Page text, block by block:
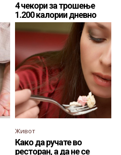
4 чекори за трошење
1.200 калории дневно
Живот
Како да ручате во
ресторан, а да не се